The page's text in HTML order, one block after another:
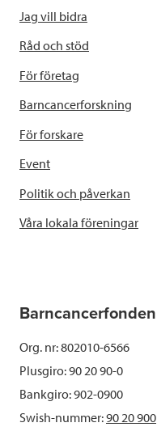
Jag vill bidra
Råd och stöd
För företag
Barncancerforskning
För forskare
Event
Politik och påverkan
Våra lokala föreningar
Barncancerfonden
Org. nr: 802010-6566
Plusgiro: 90 20 90-0
Bankgiro: 902-0900
Swish-nummer:90 20 900